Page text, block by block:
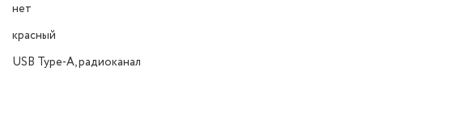
нет
красный
USB Type-A, радиоканал